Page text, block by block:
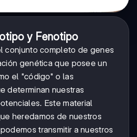
y Fenotipo
conjunto completo de genes
genética que posee un
el "código" o las
determinan nuestras
Este material
heredamos de nuestros
transmitir a nuestros